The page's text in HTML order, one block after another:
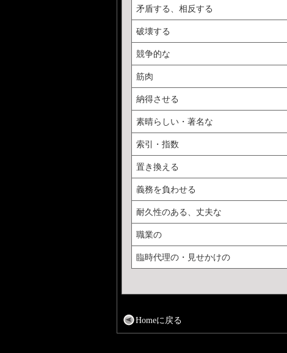
矛盾する、相反する
破壊する
競争的な
筋肉
納得させる
素晴らしい・著名な
索引・指数
置き換える
義務を負わせる
耐久性のある、丈夫な
職業の
臨時代理の・見せかけの
Homeに戻る